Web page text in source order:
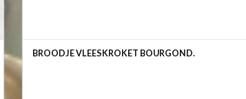
BROODJE VLEESKROKET BOURGOND.